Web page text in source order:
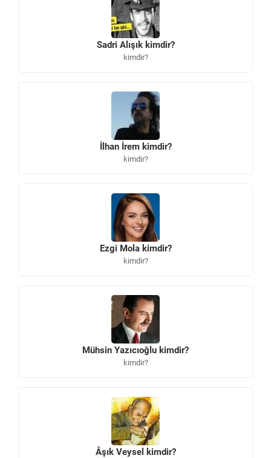
Sadri Alışık kimdir?
kimdir?
İlhan İrem kimdir?
kimdir?
Ezgi Mola kimdir?
kimdir?
Mühsin Yazıcıoğlu kimdir?
kimdir?
Âşık Veysel kimdir?